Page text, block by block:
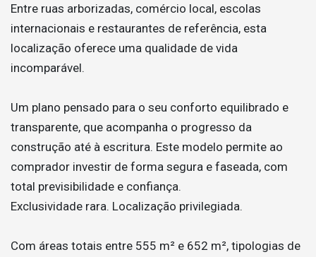
Entre ruas arborizadas, comércio local, escolas
internacionais e restaurantes de referência, esta
localização oferece uma qualidade de vida
incomparável.
Um plano pensado para o seu conforto equilibrado e
transparente, que acompanha o progresso da
construção até à escritura. Este modelo permite ao
comprador investir de forma segura e faseada, com
total previsibilidade e confiança.
Exclusividade rara. Localização privilegiada.
Com áreas totais entre 555 m² e 652 m², tipologias de